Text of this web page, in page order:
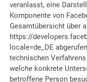
veranlasst, eine
Komponente von
Gesamtübersicht über
https://
locale=de_DE
technischen
welche konkrete
betroffene Person